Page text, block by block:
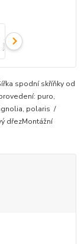
spodní skříňky od
puro,
polaris /
dřezMontážní